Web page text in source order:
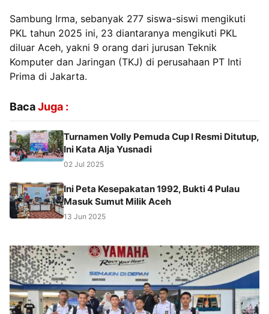
Sambung Irma, sebanyak 277 siswa-siswi mengikuti
PKL tahun 2025 ini, 23 diantaranya mengikuti PKL
diluar Aceh, yakni 9 orang dari jurusan Teknik
Komputer dan Jaringan (TKJ) di perusahaan PT Inti
Prima di Jakarta.
BacaJuga :
Turnamen Volly Pemuda Cup I Resmi Ditutup,
Ini Kata Alja Yusnadi
02 Jul 2025
Ini Peta Kesepakatan 1992, Bukti 4 Pulau
Masuk Sumut Milik Aceh
13 Jun 2025